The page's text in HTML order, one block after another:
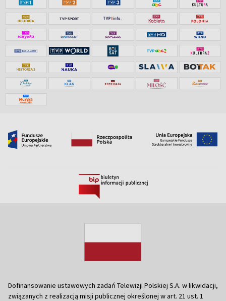
Dofinansowanie ustawowych zadań Telewizji Polskiej S.A. w likwidacji,
związanych z realizacją misji publicznej określonej w art. 21 ust. 1